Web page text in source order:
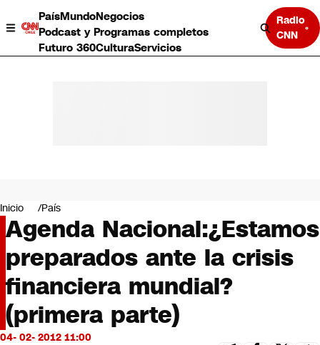
PaísMundoNegocios
Podcast y Programas completos
Futuro 360CulturaServicios
Radio
CNN
Negocios
Deportes
Programas completos
Cultura
Servicios
Bits
CNN Data
CNN tiempo
Futuro 360
Inicio País
Agenda Nacional:¿Estamos
preparados ante la crisis
financiera mundial?
(primera parte)
04- 02- 2012 11:00